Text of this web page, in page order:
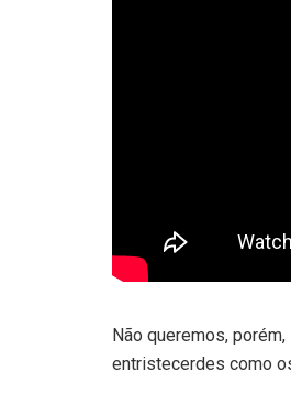
Não queremos,
entristecerdes como